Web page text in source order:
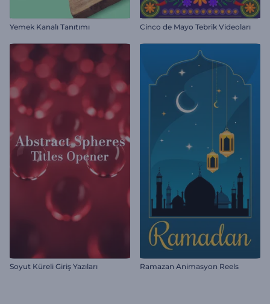
Yemek Kanalı Tanıtımı Cinco de Mayo Tebrik Videoları
Soyut Küreli Giriş Yazıları Ramazan Animasyon Reels